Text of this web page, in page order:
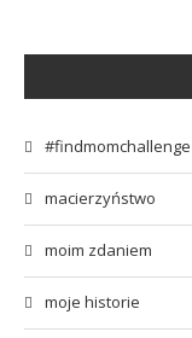
#findmomchallenge
macierzyństwo
moim zdaniem
moje historie